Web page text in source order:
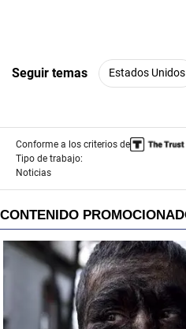
Seguir temas Estados Unidos
Conforme a los criterios de
Tipo de trabajo:
Noticias